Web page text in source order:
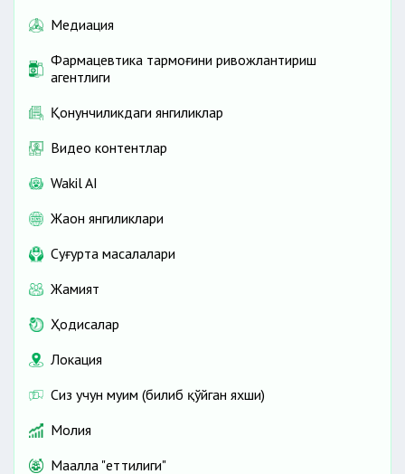
Медиация
Фармацевтика тармоғини ривожлантириш
агентлиги
Қонунчиликдаги янгиликлар
Видео контентлар
Wakil AI
Жаҳон янгиликлари
Cуғурта масалалари
Жамият
Ҳодисалар
Локация
Сиз учун муҳим (билиб қўйган яхши)
Молия
Маҳалла "еттилиги"